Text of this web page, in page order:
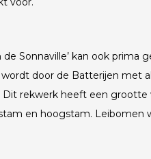
Sonnaville’ kan ook prima
door de Batterijen met
rekwerk heeft een grootte
en hoogstam. Leibomen